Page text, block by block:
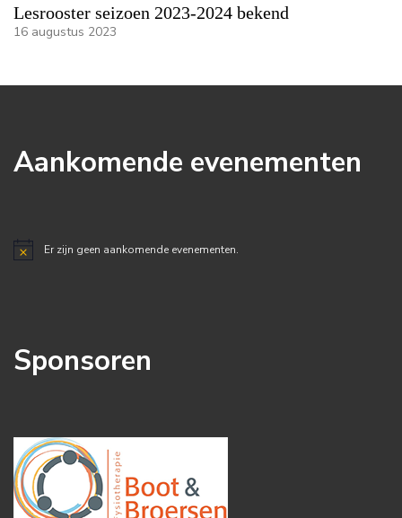
Lesrooster seizoen 2023-2024 bekend
16 augustus 2023
Aankomende evenementen
BerichtEr zijn geen aankomende evenementen.
Sponsoren